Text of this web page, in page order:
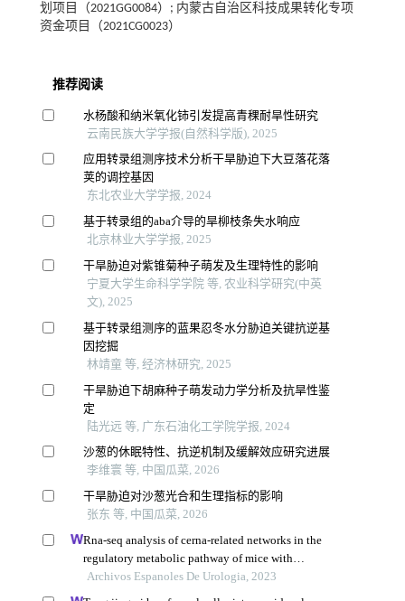
划项目（2021GG0084）; 内蒙古自治区科技成果转化专项
资金项目（2021CG0023）